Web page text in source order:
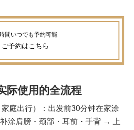
ご予約はこちら
际使用的全流程
庭出行）：出发前30分钟在家涂
涂肩膀・颈部・耳前・手背 → 上